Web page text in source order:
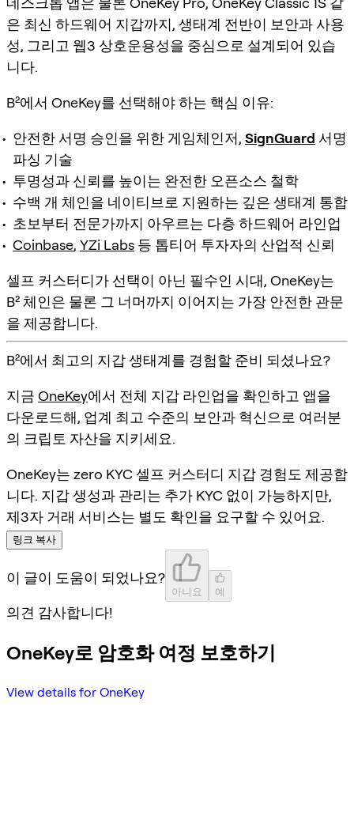
은 최신 하드웨어 지갑까지, 생태계 전반이 보안과 사용
성, 그리고 웹3 상호운용성을 중심으로 설계되어 있습
니다.
B²에서 OneKey를 선택해야 하는 핵심 이유:
안전한 서명 승인을 위한 게임체인저, SignGuard 서명
파싱 기술
투명성과 신뢰를 높이는 완전한 오픈소스 철학
수백 개 체인을 네이티브로 지원하는 깊은 생태계 통합
초보부터 전문가까지 아우르는 다층 하드웨어 라인업
Coinbase, YZi Labs 등 톱티어 투자자의 산업적 신뢰
셀프 커스터디가 선택이 아닌 필수인 시대, OneKey는
B² 체인은 물론 그 너머까지 이어지는 가장 안전한 관문
을 제공합니다.
B²에서 최고의 지갑 생태계를 경험할 준비 되셨나요?
지금 OneKey에서 전체 지갑 라인업을 확인하고 앱을
다운로드해, 업계 최고 수준의 보안과 혁신으로 여러분
의 크립토 자산을 지키세요.
OneKey는 zero KYC 셀프 커스터디 지갑 경험도 제공합
니다. 지갑 생성과 관리는 추가 KYC 없이 가능하지만,
제3자 거래 서비스는 별도 확인을 요구할 수 있어요.
링크 복사
이 글이 도움이 되었나요?
아니요 예
의견 감사합니다!
OneKey로 암호화 여정 보호하기
View details for OneKey